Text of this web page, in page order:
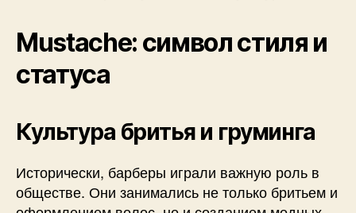
Mustache: символ стиля и
статуса
Культура бритья и груминга
Исторически, барберы играли важную роль в
обществе. Они занимались не только бритьем и